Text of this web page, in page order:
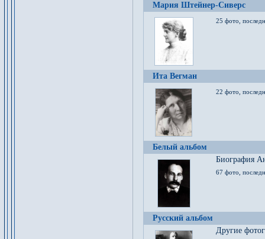
Мария Штейнер-Сиверс
25 фото,
Ита Вегман
22 фото,
Белый альбом
Биография
67 фото,
Русский альбом
Другие